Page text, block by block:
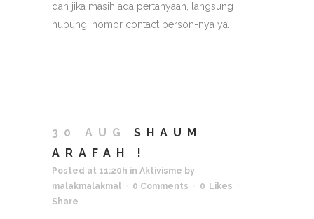
dan jika masih ada pertanyaan, langsung
hubungi nomor contact person-nya ya...
30 AUG
SHAUM
ARAFAH !
Posted at 11:20h in Aktivisme by
malakmalakmal
0 Comments 0
Likes
Share